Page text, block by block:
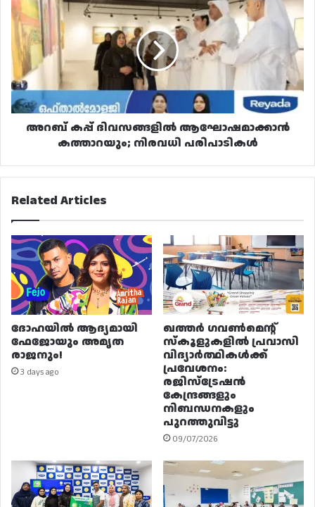
കപ്പ്
ദിവസങ്ങളിൽ
ആഘോഷമാക്കാൻ
കത്താറയും;
നിരവധി
പരിപാടികൾ
അറബ് കപ്പ് ദിവസങ്ങളിൽ ആഘോഷമാക്കാൻ
കത്താറയും; നിരവധി പരിപാടികൾ
Related Articles
ദോഹയിൽ ആദ്യമായി
ഫേജോയും അമൃത
രാജനും!
3 days ago
ഖത്തർ ഗവൺമെന്റ്
സ്കൂളുകളിൽ പ്രവാസി
വിദ്യാർത്ഥികൾക്ക്
പ്രവേശനം:
രജിസ്ട്രേഷൻ
കേന്ദ്രങ്ങളും
നിബന്ധനകളും
പുറത്തുവിട്ടു
09/07/2026